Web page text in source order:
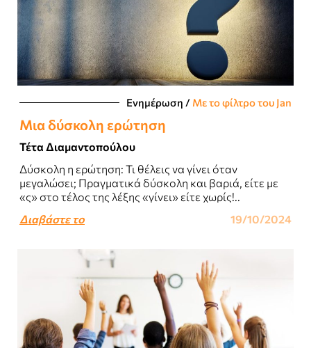
Ενημέρωση / Με το φίλτρο του Jan
Μια δύσκολη ερώτηση
Τέτα Διαμαντοπούλου
Δύσκολη η ερώτηση: Τι θέλεις να γίνει όταν
μεγαλώσει; Πραγματικά δύσκολη και βαριά, είτε με
«ς» στο τέλος της λέξης «γίνει» είτε χωρίς!..
Διαβάστε το
19/10/2024